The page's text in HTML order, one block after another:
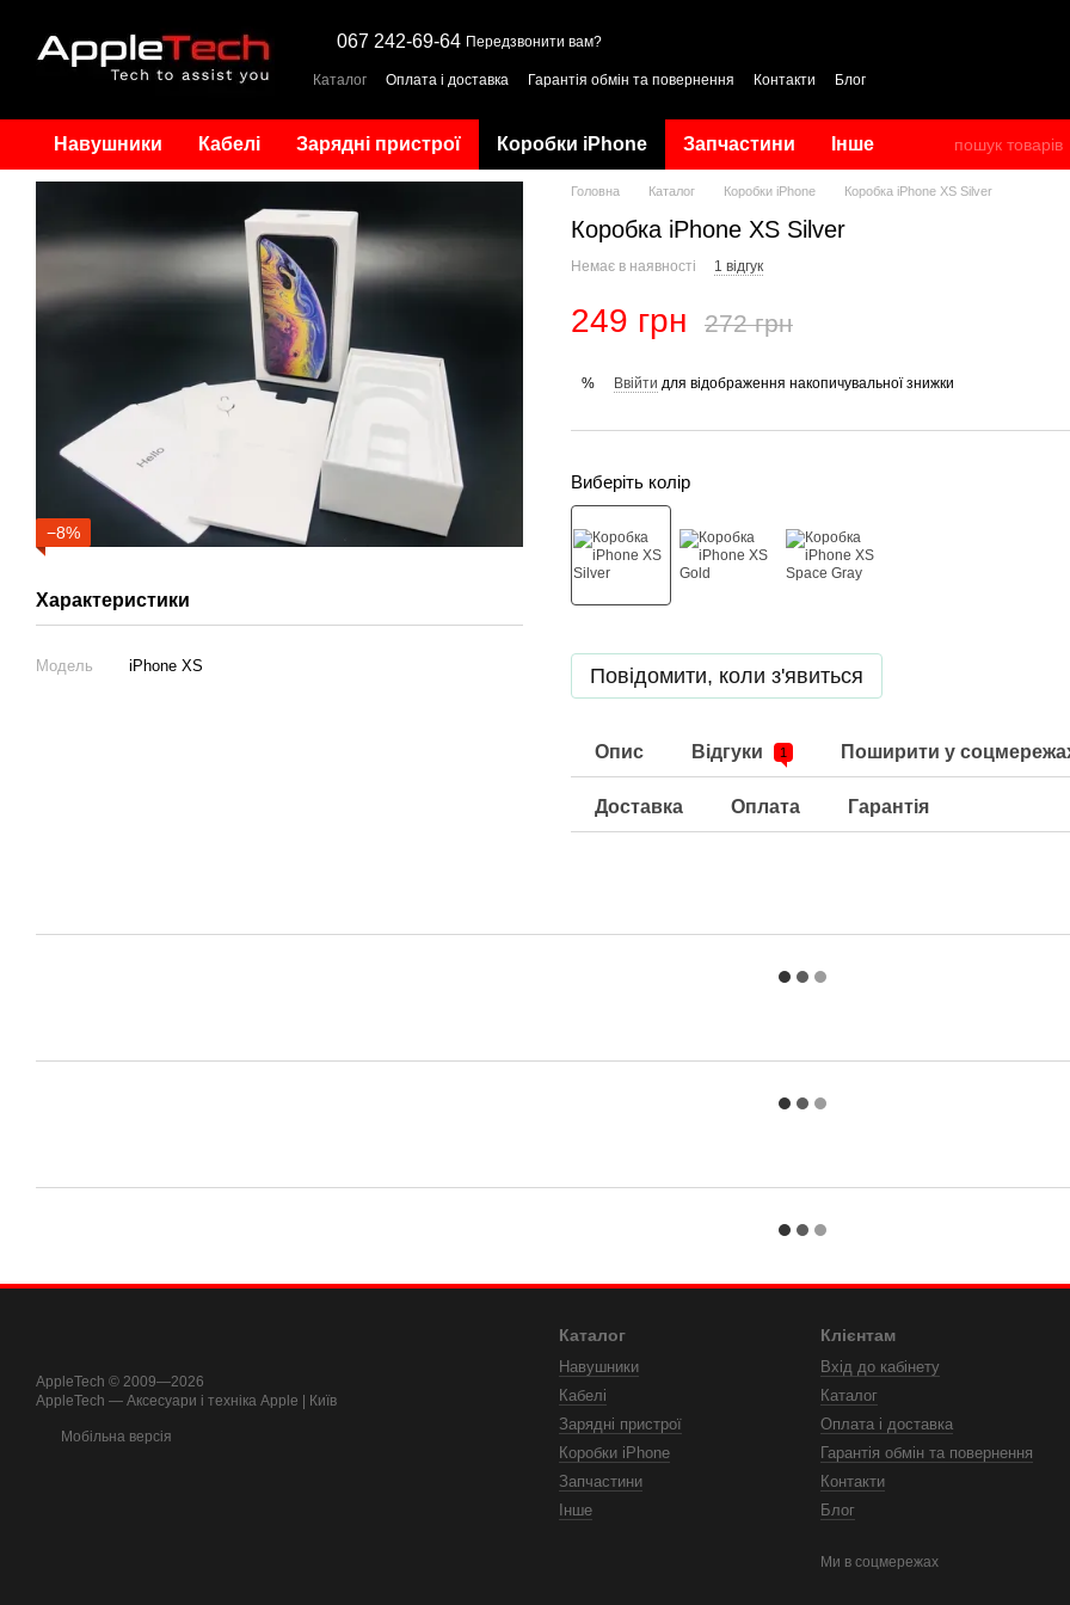
067 242-69-64 Передзвонити вам?
Каталог Оплата і доставка Гарантія обмін та повернення Контакти Блог
Навушники Кабелі Зарядні пристрої Коробки iPhone Запчастини Інше
−8%
Характеристики
Модель iPhone XS
Головна Каталог Коробки iPhone Коробка iPhone XS Silver
Коробка iPhone XS Silver
Немає в наявності 1 відгук
249 грн 272 грн
% Ввійти для відображення накопичувальної знижки
Виберіть колір
Повідомити, коли з'явиться
Опис Відгуки 1 Поширити у
Доставка Оплата Гарантія
AppleTech © 2009—2026
AppleTech — Аксесуари і техніка Apple | Київ
Мобільна версія
Каталог
Навушники
Кабелі
Зарядні пристрої
Коробки iPhone
Запчастини
Інше
Клієнтам
Вхід до кабінету
Каталог
Оплата і доставка
Гарантія обмін та повернення
Контакти
Блог
Ми в соцмережах